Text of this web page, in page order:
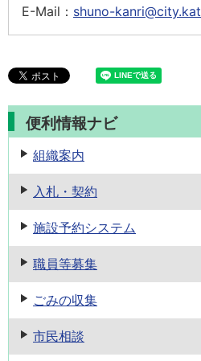
E-Mail： shuno-
便利情報ナビ
組織案内
入札・契約
施設予約システム
職員等募集
ごみの収集
市民相談